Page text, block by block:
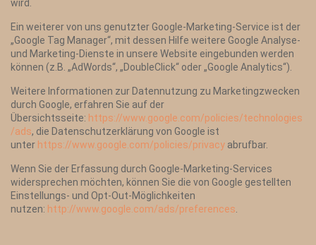
wird.
Ein weiterer von uns genutzter Google-Marketing-Service ist der
„Google Tag Manager“, mit dessen Hilfe weitere Google Analyse-
und Marketing-Dienste in unsere Website eingebunden werden
können (z.B. „AdWords“, „DoubleClick“ oder „Google Analytics“).
Weitere Informationen zur Datennutzung zu Marketingzwecken
durch Google, erfahren Sie auf der
Übersichtsseite: https://www.google.com/policies/technologies
/ads, die Datenschutzerklärung von Google ist
unter https://www.google.com/policies/privacy abrufbar.
Wenn Sie der Erfassung durch Google-Marketing-Services
widersprechen möchten, können Sie die von Google gestellten
Einstellungs- und Opt-Out-Möglichkeiten
nutzen: http://www.google.com/ads/preferences